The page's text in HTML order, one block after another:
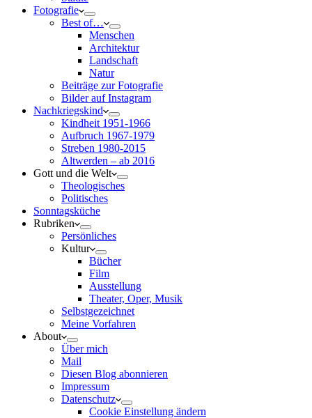
Fotografie
Best of…
Menschen
Architektur
Landschaft
Natur
Beiträge zur Fotografie
Bilder auf Instagram
Nachkriegskind
Kindheit 1951-1966
Aufbruch 1967-1979
Streben 1980-2015
Altwerden – ab 2016
Gott und die Welt
Theologisches
Politisches
Sonntagsküche
Rubriken
Persönliches
Kultur
Bücher
Film
Ausstellung
Theater, Oper, Musik
Selbstgezeichnet
Meine Vorfahren
About
Über mich
Mail
Diesen Blog abonnieren
Impressum
Datenschutz
Cookie Einstellung ändern